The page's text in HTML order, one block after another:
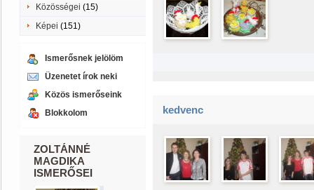
Közösségei (15)
Képei (151)
Ismerősnek jelölöm
Üzenetet írok neki
Közös ismerőseink
Blokkolom
ZOLTÁNNÉ
MAGDIKA
ISMERŐSEI
kedvenc